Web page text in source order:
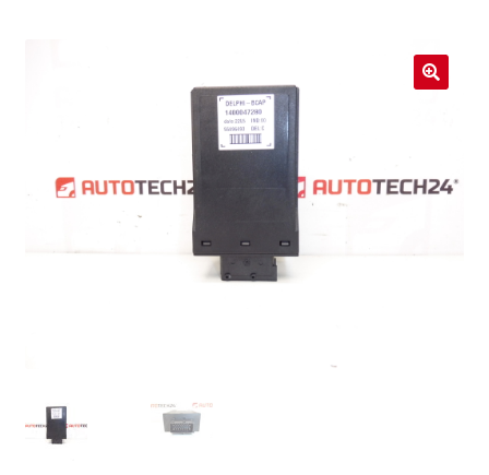
Maailmanlaajuinen toimitus
Maksut
Tarkista